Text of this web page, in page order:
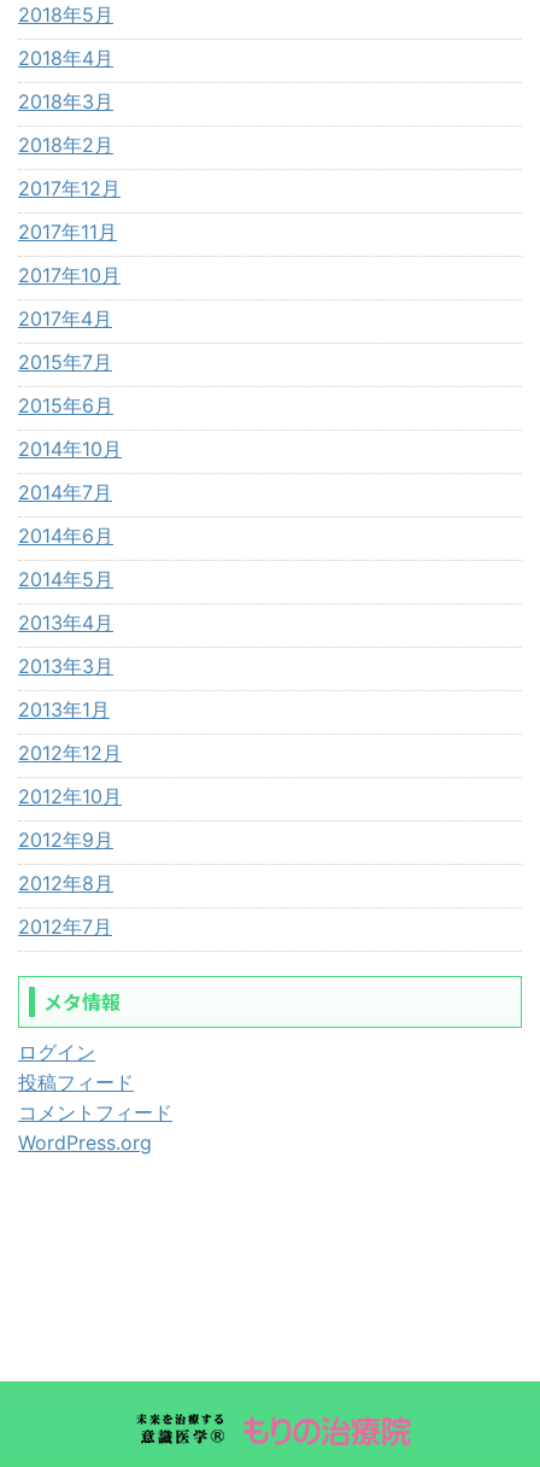
2018年5月
2018年4月
2018年3月
2018年2月
2017年12月
2017年11月
2017年10月
2017年4月
2015年7月
2015年6月
2014年10月
2014年7月
2014年6月
2014年5月
2013年4月
2013年3月
2013年1月
2012年12月
2012年10月
2012年9月
2012年8月
2012年7月
メタ情報
ログイン
投稿フィード
コメントフィード
WordPress.org